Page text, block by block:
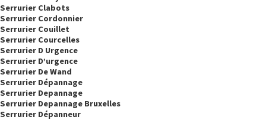
Serrurier Clabots
Serrurier Cordonnier
Serrurier Couillet
Serrurier Courcelles
Serrurier D Urgence
Serrurier D’urgence
Serrurier De Wand
Serrurier Dépannage
Serrurier Depannage
Serrurier Depannage Bruxelles
Serrurier Dépanneur